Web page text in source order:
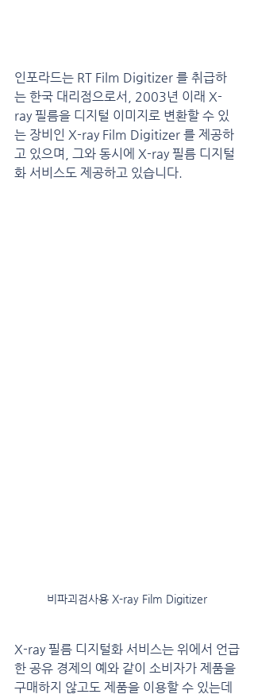
인포라드는 RT Film Digitizer 를 취급하
는 한국 대리점으로서, 2003년 이래 X-
ray 필름을 디지털 이미지로 변환할 수 있
는 장비인 X-ray Film Digitizer 를 제공하
고 있으며, 그와 동시에 X-ray 필름 디지털
화 서비스도 제공하고 있습니다.
비파괴검사용 X-ray Film Digitizer
X-ray 필름 디지털화 서비스는 위에서 언급
한 공유 경제의 예와 같이 소비자가 제품을
구매하지 않고도 제품을 이용할 수 있는데